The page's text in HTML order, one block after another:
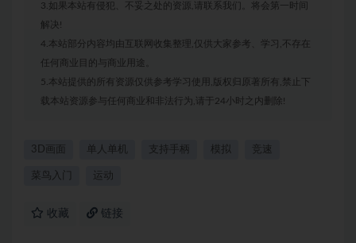
3.如果本站有侵犯、不妥之处的资源,请联系我们。将会第一时间
解决!
4.本站部分内容均由互联网收集整理,仅供大家参考、学习,不存在
任何商业目的与商业用途。
5.本站提供的所有资源仅供参考学习使用,版权归原著所有,禁止下
载本站资源参与任何商业和非法行为,请于24小时之内删除!
3D画面 单人单机 支持手柄 模拟 竞速
菜鸟入门 运动
收藏 链接